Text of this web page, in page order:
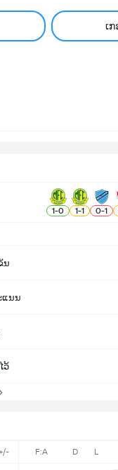
ເ
1-0 1-1 0-1
ນ
ແນນ
ວ້
F:A D L